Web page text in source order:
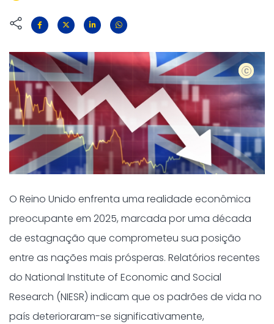
O Reino Unido enfrenta uma realidade econômica
preocupante em 2025, marcada por uma década
de estagnação que comprometeu sua posição
entre as nações mais prósperas. Relatórios recentes
do National Institute of Economic and Social
Research (NIESR) indicam que os padrões de vida no
país deterioraram-se significativamente,